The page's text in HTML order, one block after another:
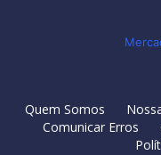
Quem Somos
Comunicar Erros